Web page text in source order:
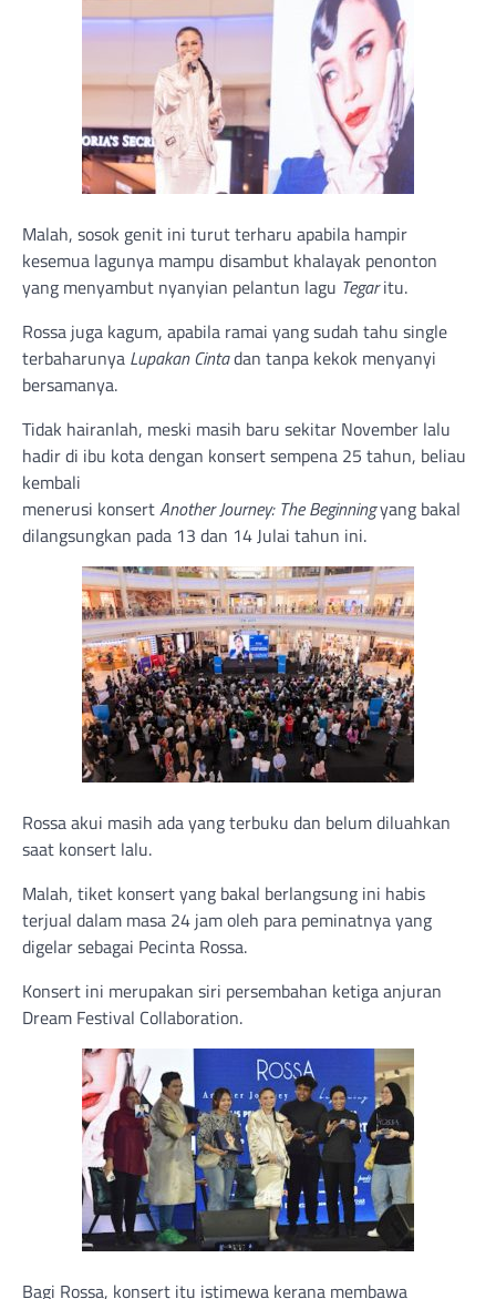
Malah, sosok genit ini turut terharu apabila hampir
kesemua lagunya mampu disambut khalayak penonton
yang menyambut nyanyian pelantun lagu Tegaritu.
Rossa juga kagum, apabila ramai yang sudah tahu single
terbaharunya Lupakan Cintadan tanpa kekok menyanyi
bersamanya.
Tidak hairanlah, meski masih baru sekitar November lalu
hadir di ibu kota dengan konsert sempena 25 tahun, beliau
kembali
menerusi konsertAnother Journey: The Beginningyang bakal
dilangsungkan pada 13 dan 14 Julai tahun ini.
Rossa akui masih ada yang terbuku dan belum diluahkan
saat konsert lalu.
Malah, tiket konsert yang bakal berlangsung ini habis
terjual dalam masa 24 jam oleh para peminatnya yang
digelar sebagai Pecinta Rossa.
Konsert ini merupakan siri persembahan ketiga anjuran
Dream Festival Collaboration.
Bagi Rossa, konsert itu istimewa kerana membawa